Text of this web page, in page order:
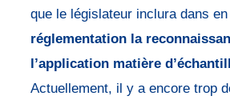
que le législateur inclura dans en
réglementation la
l’application matière
Actuellement, il y a encore trop